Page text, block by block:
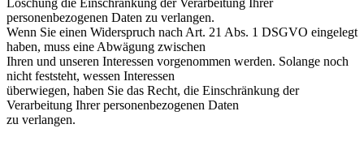
Löschung die Einschränkung der Verarbeitung Ihrer
personenbezogenen Daten zu verlangen.
Wenn Sie einen Widerspruch nach Art. 21 Abs. 1 DSGVO eingelegt
haben, muss eine Abwägung zwischen
Ihren und unseren Interessen vorgenommen werden. Solange noch
nicht feststeht, wessen Interessen
überwiegen, haben Sie das Recht, die Einschränkung der
Verarbeitung Ihrer personenbezogenen Daten
zu verlangen.